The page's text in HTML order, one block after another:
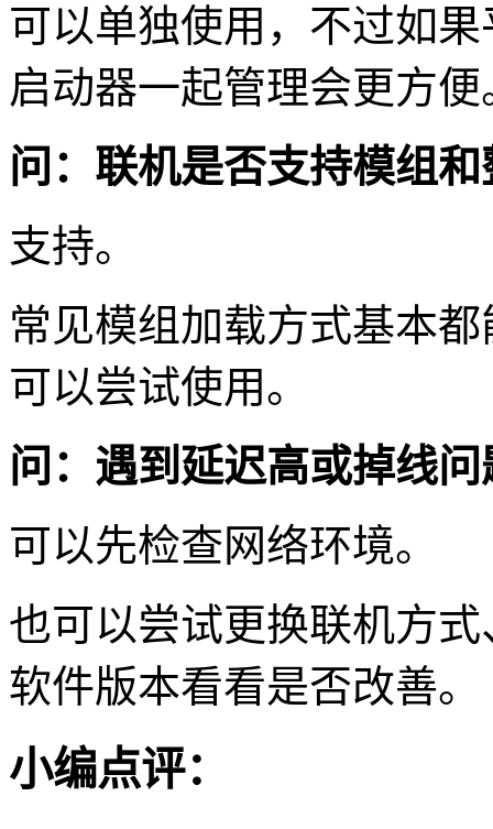
可以单独使用，不过如
启动器一起管理会更方便
问：联机是否支持模组
支持。
常见模组加载方式基本
可以尝试使用。
问：遇到延迟高或掉线
可以先检查网络环境。
也可以尝试更换联机方
软件版本看看是否改善。
小编点评：